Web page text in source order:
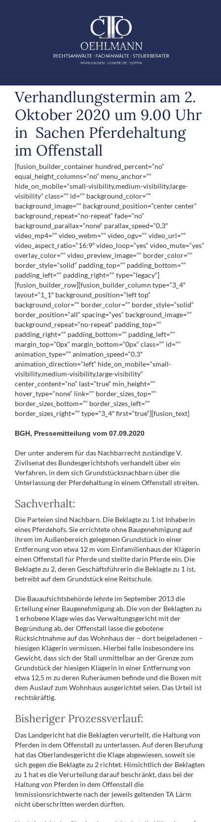
Verhandlungstermin am 2.
Oktober 2020 um 9.00 Uhr
in Sachen Pferdehaltung
im Offenstall
[fusion_builder_container hundred_percent=“no“
equal_height_columns=“no“ menu_anchor=““
hide_on_mobile=“small-visibility,medium-visibility,large-
visibility“ class=““ id=““ background_color=““
background_image=““ background_position=“center center“
background_repeat=“no-repeat“ fade=“no“
background_parallax=“none“ parallax_speed=“0.3″
video_mp4=““ video_webm=““ video_ogv=““ video_url=““
video_aspect_ratio=“16:9″ video_loop=“yes“ video_mute=“yes“
overlay_color=““ video_preview_image=““ border_color=““
border_style=“solid“ padding_top=““ padding_bottom=““
padding_left=““ padding_right=““ type=“legacy“]
[fusion_builder_row][fusion_builder_column type=“3_4″
layout=“1_1″ background_position=“left top“
background_color=““ border_color=““ border_style=“solid“
border_position=“all“ spacing=“yes“ background_image=““
background_repeat=“no-repeat“ padding_top=““
padding_right=““ padding_bottom=““ padding_left=““
margin_top=“0px“ margin_bottom=“0px“ class=““ id=““
animation_type=““ animation_speed=“0.3″
animation_direction=“left“ hide_on_mobile=“small-
visibility,medium-visibility,large-visibility“
center_content=“no“ last=“true“ min_height=““
hover_type=“none“ link=““ border_sizes_top=““
border_sizes_bottom=““ border_sizes_left=““
border_sizes_right=““ type=“3_4″ first=“true“][fusion_text]
BGH, Pressemitteilung vom 07.09.2020
Der unter anderem für das Nachbarrecht zuständige V.
Zivilsenat des Bundesgerichtshofs verhandelt über ein
Verfahren, in dem sich Grundstücksnachbarn über die
Unterlassung der Pferdehaltung in einem Offenstall streiten.
Sachverhalt:
Die Parteien sind Nachbarn. Die Beklagte zu 1 ist Inhaberin
eines Pferdehofs. Sie errichtete ohne Baugenehmigung auf
ihrem im Außenbereich gelegenen Grundstück in einer
Entfernung von etwa 12 m vom Einfamilienhaus der Klägerin
einen Offenstall für Pferde und stellte darin Pferde ein. Die
Beklagte zu 2, deren Geschäftsführerin die Beklagte zu 1 ist,
betreibt auf dem Grundstück eine Reitschule.
Die Bauaufsichtsbehörde lehnte im September 2013 die
Erteilung einer Baugenehmigung ab. Die von der Beklagten zu
1 erhobene Klage wies das Verwaltungsgericht mit der
Begründung ab, der Offenstall lasse die gebotene
Rücksichtnahme auf das Wohnhaus der – dort beigeladenen –
hiesigen Klägerin vermissen. Hierbei falle insbesondere ins
Gewicht, dass sich der Stall unmittelbar an der Grenze zum
Grundstück der hiesigen Klägerin in einer Entfernung von
etwa 12,5 m zu deren Ruheräumen befinde und die Boxen mit
dem Auslauf zum Wohnhaus ausgerichtet seien. Das Urteil ist
rechtskräftig.
Bisheriger Prozessverlauf:
Das Landgericht hat die Beklagten verurteilt, die Haltung von
Pferden in dem Offenstall zu unterlassen. Auf deren Berufung
hat das Oberlandesgericht die Klage abgewiesen, soweit sie
sich gegen die Beklagte zu 2 richtet. Hinsichtlich der Beklagten
zu 1 hat es die Verurteilung darauf beschränkt, dass bei der
Haltung von Pferden in dem Offenstall die
Immissionsrichtwerte nach der jeweils geltenden TA Lärm
nicht überschritten werden dürften.